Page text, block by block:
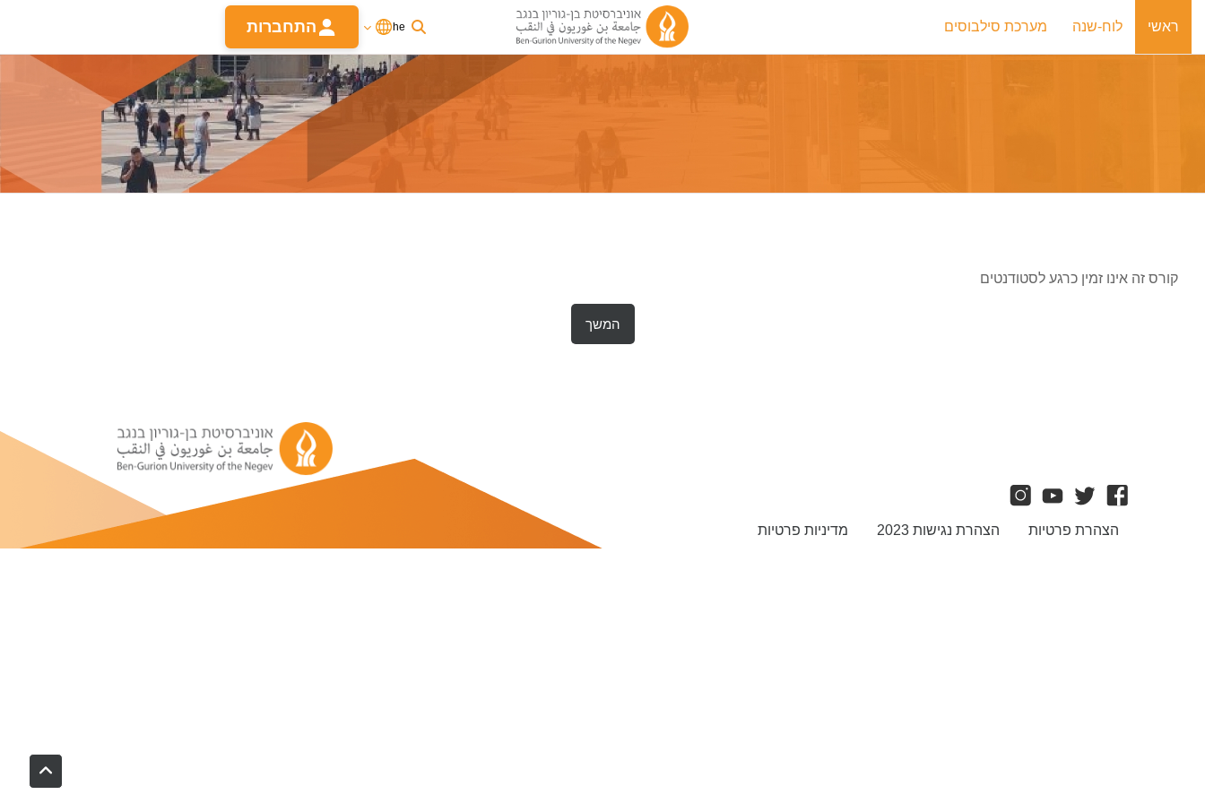
ראשי
לוח-שנה מערכת סילבוסים he התחברות
קורס זה אינו זמין כרגע לסטודנטים
המשך
הצהרת פרטיות הצהרת נגישות 2023 מדיניות פרטיות